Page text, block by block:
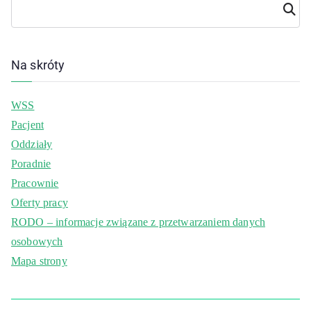
Szuka
j
Na skróty
WSS
Pacjent
Oddziały
Poradnie
Pracownie
Oferty pracy
RODO – informacje związane z przetwarzaniem danych
osobowych
Mapa strony